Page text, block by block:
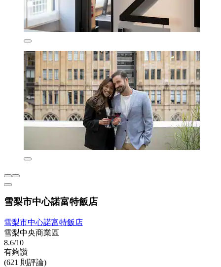
雪梨市中心諾富特飯店
雪梨市中心諾富特飯店
雪梨中央商業區
8.6/10
有夠讚
(621 則評論)